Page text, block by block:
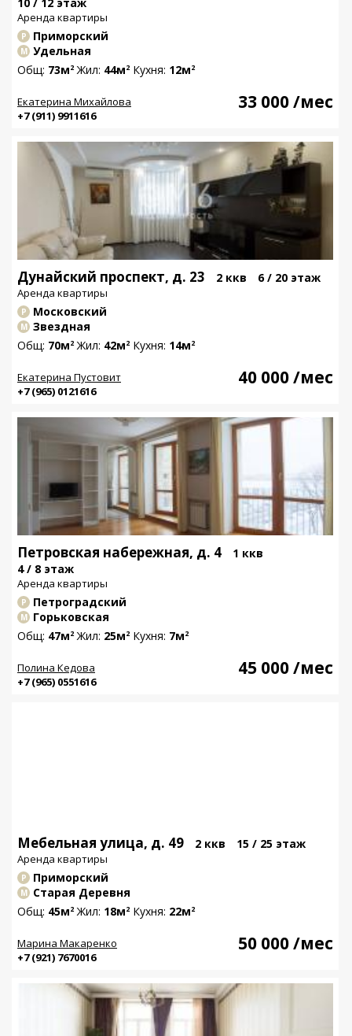
33 000/мес
Екатерина Михайлова
+7 (911) 9911616
Аренда квартиры
Р Приморский
М Удельная
Общ: 73м2Жил: 44м2Кухня: 12м2
40 000/мес
Екатерина Пустовит
+7 (965) 0121616
Дунайский проспект, д. 23 2 ккв 6 / 20 этаж
Аренда квартиры
Р Московский
М Звездная
Общ: 70м2Жил: 42м2Кухня: 14м2
45 000/мес
Полина Кедова
+7 (965) 0551616
Петровская набережная, д. 4
1 ккв
4 / 8 этаж
Аренда квартиры
Р Петроградский
М Горьковская
Общ: 47м2Жил: 25м2Кухня: 7м2
50 000/мес
Марина Макаренко
+7 (921) 7670016
Мебельная улица, д. 49 2 ккв 15 / 25 этаж
Аренда квартиры
Р Приморский
М Старая Деревня
Общ: 45м2Жил: 18м2Кухня: 22м2